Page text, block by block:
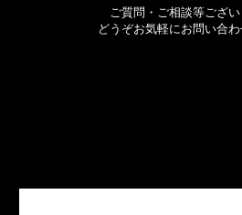
WEB/GRAPHIC
ご質問・ご相談等ござい
どうぞお気軽にお問い合わ